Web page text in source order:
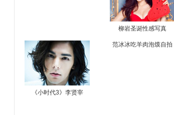
柳岩圣诞性感写真
《小时代3》李贤宰
范冰冰吃羊肉泡馍自拍